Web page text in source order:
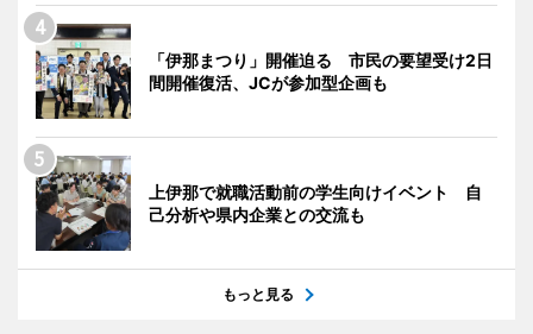
「伊那まつり」開催迫る 市民の要望受け2日
間開催復活、JCが参加型企画も
上伊那で就職活動前の学生向けイベント 自
己分析や県内企業との交流も
もっと見る